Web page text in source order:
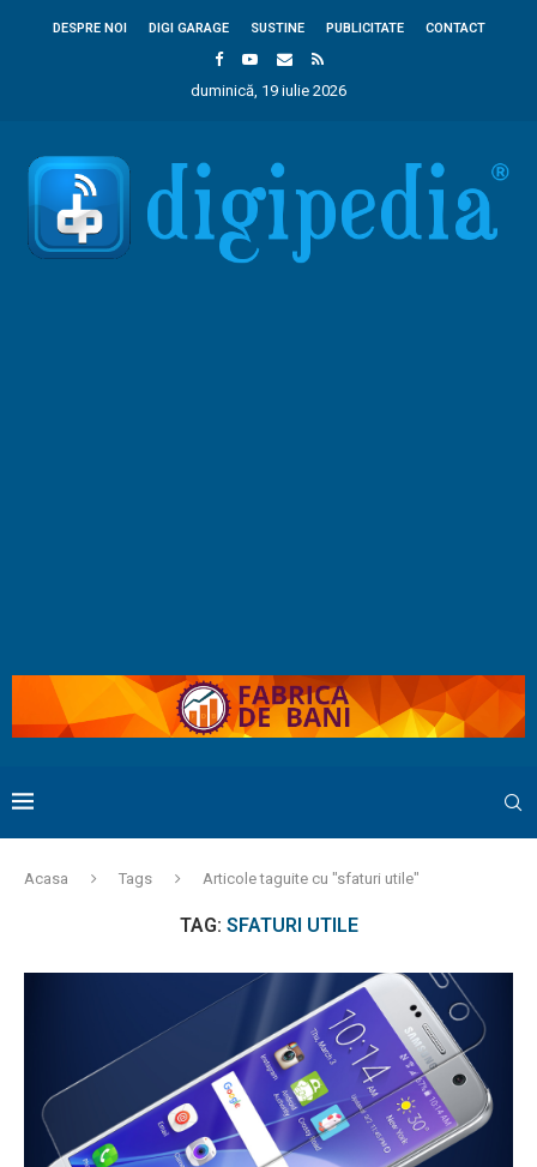
DESPRE NOI DIGI GARAGE SUSTINE PUBLICITATE CONTACT
duminică, 19 iulie 2026
Acasa Tags Articole taguite cu "sfaturi utile"
TAG: SFATURI UTILE